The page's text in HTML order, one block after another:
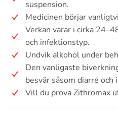
suspension.
Medicinen börjar
Verkan varar i cirka
och infektionstyp.
Undvik alkohol under
Den vanligaste
besvär såsom diarré och
Vill du prova Zithromax